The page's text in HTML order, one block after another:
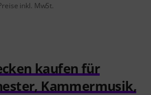
inkl. MwSt.
kaufen für
Kammermusik,